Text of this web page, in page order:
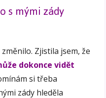
s mými zády
Zjistila jsem, že
dokonce vidět
si třeba
zády hleděla